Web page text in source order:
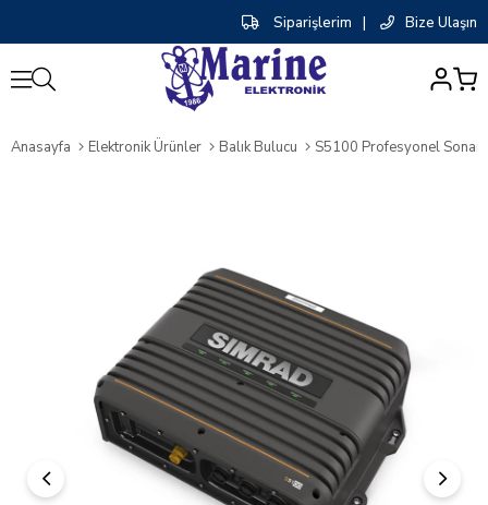
Siparişlerim | Bize Ulaşın
Anasayfa Elektronik Ürünler Balık Bulucu S5100 Profesyonel Sonar